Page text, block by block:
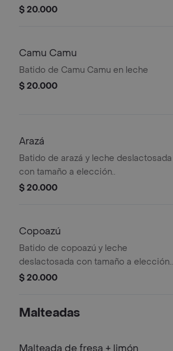
$ 20.000
Camu Camu
Batido de Camu Camu en leche
$ 20.000
Arazá
Batido de arazá y leche deslactosada
con tamaño a elección..
$ 20.000
Copoazú
Batido de copoazú y leche
deslactosada con tamaño a elección..
$ 20.000
Malteadas
Malteada de fresa + limón